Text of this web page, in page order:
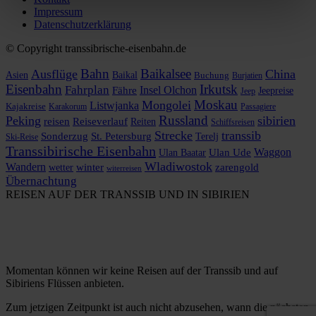
Impressum
Datenschutzerklärung
© Copyright transsibrische-eisenbahn.de
Asien Ausflüge Bahn Baikal Baikalsee Buchung Burjatien China
Eisenbahn Fahrplan Fähre Insel Olchon Irkutsk Jeep Jeepreise
Kajakreise Karakorum Listwjanka Mongolei Moskau Passagiere
Peking reisen Reiseverlauf Reiten Russland Schiffsreisen sibirien
Ski-Reise Sonderzug St. Petersburg Strecke Terelj transsib
Transsibirische Eisenbahn Ulan Baatar Ulan Ude Waggon
Wandern wetter winter witerreisen Wladiwostok zarengold
Übernachtung
REISEN AUF DER TRANSSIB UND IN SIBIRIEN
Momentan können wir keine Reisen auf der Transsib und auf
Sibiriens Flüssen anbieten.
Zum jetzigen Zeitpunkt ist auch nicht abzusehen, wann die nächsten